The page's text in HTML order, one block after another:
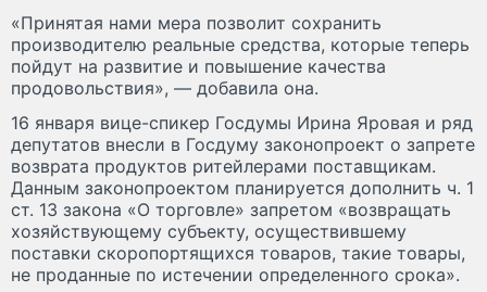
«Принятая нами мера позволит сохранить
производителю реальные средства, которые теперь
пойдут на развитие и повышение качества
продовольствия», — добавила она.
16 января вице-спикер Госдумы Ирина Яровая и ряд
депутатов внесли в Госдуму законопроект о запрете
возврата продуктов ритейлерами поставщикам.
Данным законопроектом планируется дополнить ч. 1
ст. 13 закона «О торговле» запретом «возвращать
хозяйствующему субъекту, осуществившему
поставки скоропортящихся товаров, такие товары,
не проданные по истечении определенного срока».